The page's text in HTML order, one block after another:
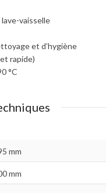
lave-vaisselle
et d’hygiène
rapide)
°C
mm
mm